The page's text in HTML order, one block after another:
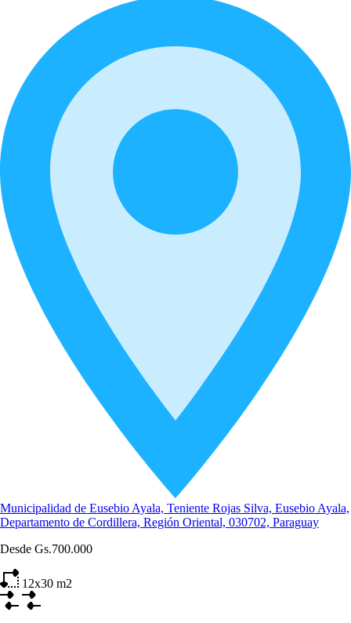
Municipalidad de Eusebio Ayala, Teniente Rojas Silva, Eusebio Ayala,
Departamento de Cordillera, Región Oriental, 030702, Paraguay
Desde Gs.700.000
12x30 m2